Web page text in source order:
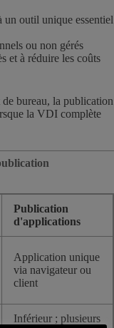
un outil unique essentiel
ou non gérés
et à réduire les coûts
bureau, la publication
la VDI complète
Publication
d'applications
Application unique
via navigateur ou
client
Inférieur ; plusieurs